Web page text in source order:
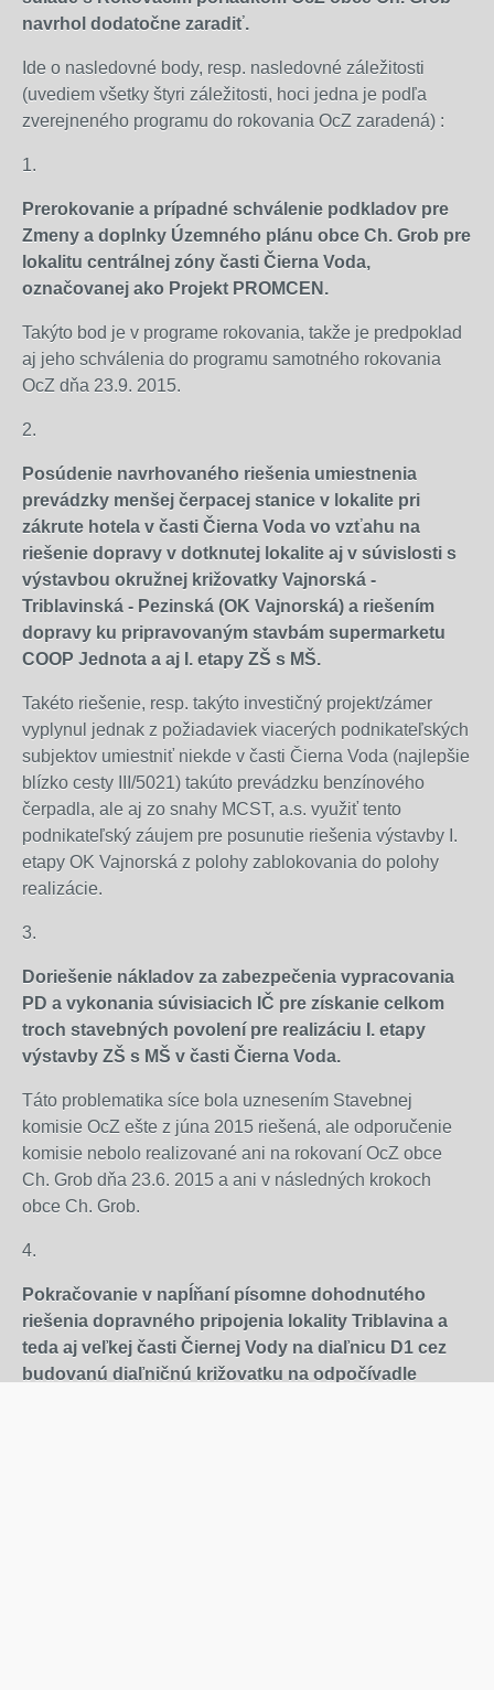
navrhol dodatočne zaradiť.
Ide o nasledovné body, resp. nasledovné záležitosti
(uvediem všetky štyri záležitosti, hoci jedna je podľa
zverejneného programu do rokovania OcZ zaradená) :
1.
Prerokovanie a prípadné schválenie podkladov pre
Zmeny a doplnky Územného plánu obce Ch. Grob pre
lokalitu centrálnej zóny časti Čierna Voda,
označovanej ako Projekt PROMCEN.
Takýto bod je v programe rokovania, takže je predpoklad
aj jeho schválenia do programu samotného rokovania
OcZ dňa 23.9. 2015.
2.
Posúdenie navrhovaného riešenia umiestnenia
prevádzky menšej čerpacej stanice v lokalite pri
zákrute hotela v časti Čierna Voda vo vzťahu na
riešenie dopravy v dotknutej lokalite aj v súvislosti s
výstavbou okružnej križovatky Vajnorská -
Triblavinská - Pezinská (OK Vajnorská) a riešením
dopravy ku pripravovaným stavbám supermarketu
COOP Jednota a aj I. etapy ZŠ s MŠ.
Takéto riešenie, resp. takýto investičný projekt/zámer
vyplynul jednak z požiadaviek viacerých podnikateľských
subjektov umiestniť niekde v časti Čierna Voda (najlepšie
blízko cesty III/5021) takúto prevádzku benzínového
čerpadla, ale aj zo snahy MCST, a.s. využiť tento
podnikateľský záujem pre posunutie riešenia výstavby I.
etapy OK Vajnorská z polohy zablokovania do polohy
realizácie.
3.
Doriešenie nákladov za zabezpečenia vypracovania
PD a vykonania súvisiacich IČ pre získanie celkom
troch stavebných povolení pre realizáciu I. etapy
výstavby ZŠ s MŠ v časti Čierna Voda.
Táto problematika síce bola uznesením Stavebnej
komisie OcZ ešte z júna 2015 riešená, ale odporučenie
komisie nebolo realizované ani na rokovaní OcZ obce
Ch. Grob dňa 23.6. 2015 a ani v následných krokoch
obce Ch. Grob.
4.
Pokračovanie v napĺňaní písomne dohodnutého
riešenia dopravného pripojenia lokality Triblavina a
teda aj veľkej časti Čiernej Vody na diaľnicu D1 cez
budovanú diaľničnú križovatku na odpočívadle